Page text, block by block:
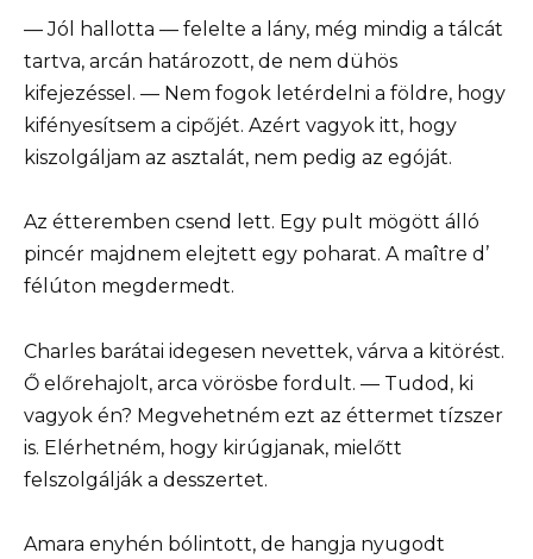
— Jól hallotta — felelte a lány, még mindig a tálcát
tartva, arcán határozott, de nem dühös
kifejezéssel. — Nem fogok letérdelni a földre, hogy
kifényesítsem a cipőjét. Azért vagyok itt, hogy
kiszolgáljam az asztalát, nem pedig az egóját.
Az étteremben csend lett. Egy pult mögött álló
pincér majdnem elejtett egy poharat. A maître d’
félúton megdermedt.
Charles barátai idegesen nevettek, várva a kitörést.
Ő előrehajolt, arca vörösbe fordult. — Tudod, ki
vagyok én? Megvehetném ezt az éttermet tízszer
is. Elérhetném, hogy kirúgjanak, mielőtt
felszolgálják a desszertet.
Amara enyhén bólintott, de hangja nyugodt